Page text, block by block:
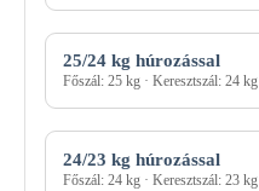
25/24 kg húrozással
Főszál: 25 kg · Keresztszál: 24 kg
24/23 kg húrozással
Főszál: 24 kg · Keresztszál: 23 kg